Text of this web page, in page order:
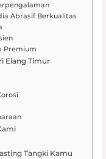
Abrasif Berkualitas
Premium
Elang Timur
Tangki Kamu